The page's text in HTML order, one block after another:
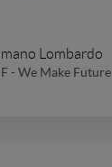
Lombardo
- We Make Future